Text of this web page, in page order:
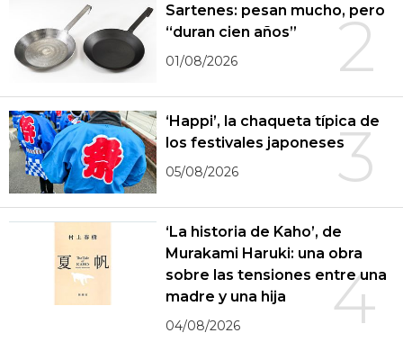
2
Sartenes: pesan mucho, pero
“duran cien años”
01/08/2026
3
‘Happi’, la chaqueta típica de
los festivales japoneses
05/08/2026
4
‘La historia de Kaho’, de
Murakami Haruki: una obra
sobre las tensiones entre una
madre y una hija
04/08/2026